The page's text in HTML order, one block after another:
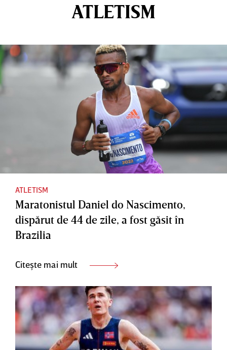
ATLETISM
ATLETISM
Maratonistul Daniel do Nascimento,
dispărut de 44 de zile, a fost găsit în
Brazilia
Citește mai mult